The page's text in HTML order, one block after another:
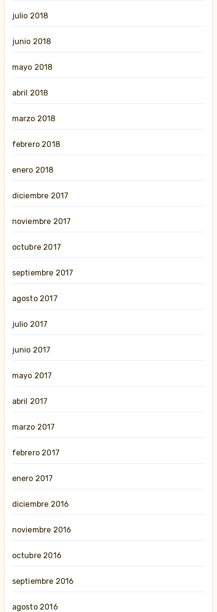
julio 2018
junio 2018
mayo 2018
abril 2018
marzo 2018
febrero 2018
enero 2018
diciembre 2017
noviembre 2017
octubre 2017
septiembre 2017
agosto 2017
julio 2017
junio 2017
mayo 2017
abril 2017
marzo 2017
febrero 2017
enero 2017
diciembre 2016
noviembre 2016
octubre 2016
septiembre 2016
agosto 2016